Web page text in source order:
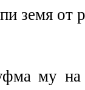
земя от
му на